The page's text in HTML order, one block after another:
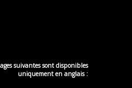
suivantes sont disponibles
uniquement en anglais :